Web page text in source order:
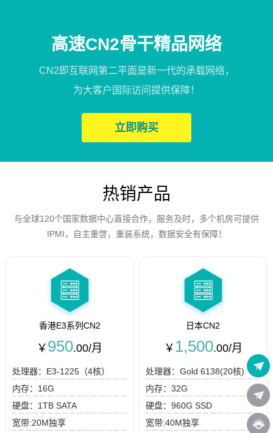
高速CN2骨干精品网络
CN2即互联网第二平面是新一代的承载网络，
为大客户国际访问提供保障！
立即购买
热销产品
与全球120个国家数据中心直接合作，服务及时，多个机房可提供
IPMI，自主重啓，重装系统，数据安全有保障！
香港E3系列CN2
￥ 950.00/月
处理器：E3-1225（4核）
内存：16G
硬盘：1TB SATA
宽带:20M独享
日本CN2
￥ 1,500.00/月
处理器：Gold 6138(20核)
内存：32G
硬盘：960G SSD
宽带:40M独享